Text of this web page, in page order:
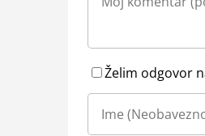
Želim odgovor